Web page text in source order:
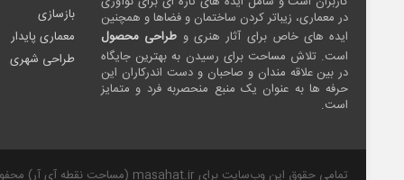
در معماری، زیباتر کردن ساختمان و فضاها و همچنین
ایده های خاص برای آثار هنری و طراحی محصول
است. تلاش مساحت برای رسیدن به بهترین جایگاه
در بین علاقه مندان و صاحبان و دست اندرکاران این
حرفه ها به عنوان یک منبع منحصربه فرد و متمایز
است.
بازسازی
معماری پایدار
طراحی شهری
تمامی حقوق این وب‌سایت برای masahat.ir (مساحت نقطه آی آر) محفوظ است.